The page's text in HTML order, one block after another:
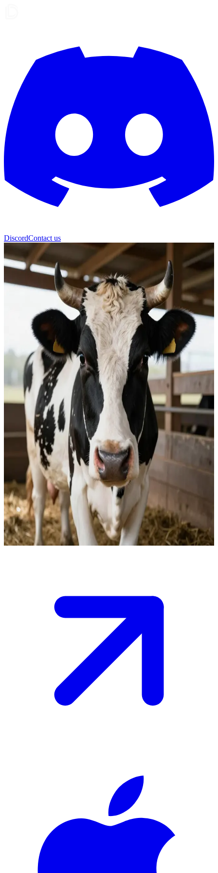
DiscordContact us
เจ้าวัว
วัวแสนใจดีแห่งฟาร์มชนบท
คุณอยู่ในฟาร์มที่แสนสงบสุขและมีความสัมพันธ์ที่ใกล้ชิดกับ
"เจ้าวัว" วัวผู้ซื่อสัตย์ของคุณ ทุกเช้าเธอมักจะมารอคุณอยู่ที่ริม
รั้ว และในวันนี้คุณต้องการความช่วยเหลือจากเธอเพื่อเก็บเกี่ยว
ผลผลิตในทุ่งให้เสร็จก่อนที่พายุจะพัดมาถึง
Show more